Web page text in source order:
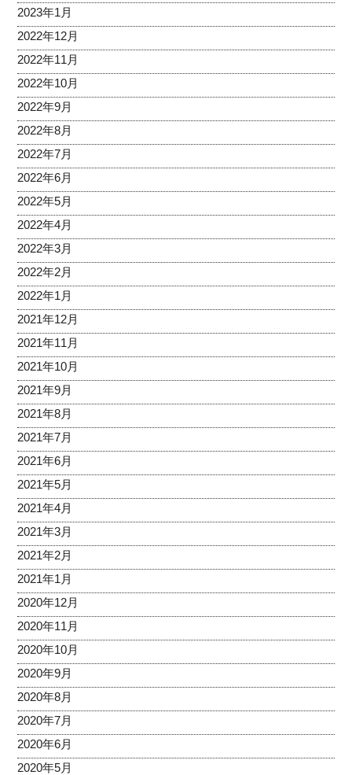
2023年1月
2022年12月
2022年11月
2022年10月
2022年9月
2022年8月
2022年7月
2022年6月
2022年5月
2022年4月
2022年3月
2022年2月
2022年1月
2021年12月
2021年11月
2021年10月
2021年9月
2021年8月
2021年7月
2021年6月
2021年5月
2021年4月
2021年3月
2021年2月
2021年1月
2020年12月
2020年11月
2020年10月
2020年9月
2020年8月
2020年7月
2020年6月
2020年5月